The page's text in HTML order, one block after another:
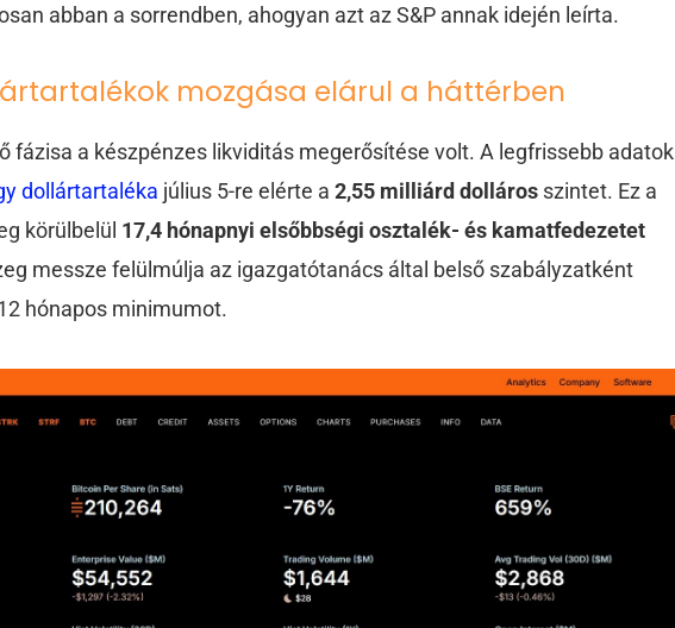
abban a sorrendben, ahogyan azt az S&P annak idején leírta.
mozgása elárul a háttérben
fázisa a készpénzes likviditás megerősítése volt. A legfrissebb adatok
dollártartaléka július 5-re elérte a2,55 milliárd dolláros szintet. Ez a
körülbelül 17,4 hónapnyi elsőbbségi osztalék- és kamatfedezetet
messze felülmúlja az igazgatótanács által belső szabályzatként
hónapos minimumot.